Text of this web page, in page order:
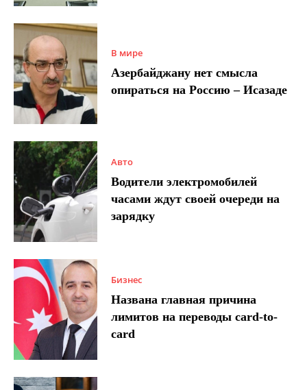
В мире
Азербайджану нет смысла
опираться на Россию – Исазаде
Авто
Водители электромобилей
часами ждут своей очереди на
зарядку
Бизнес
Названа главная причина
лимитов на переводы card-to-
card